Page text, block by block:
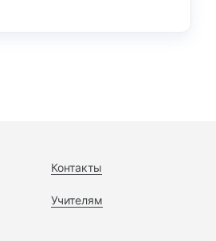
Контакты
Учителям